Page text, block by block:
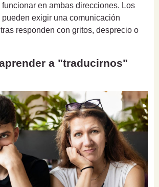
en ambas direcciones. Los
exigir una comunicación
responden con gritos, desprecio o
a "traducirnos"